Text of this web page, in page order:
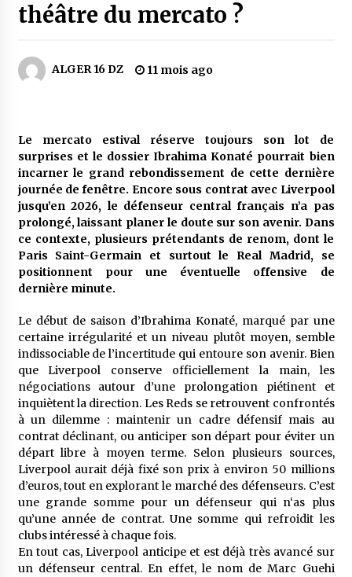
Parking de la Promenade des Sablettes : Mis en
service de bornes automatiques
La Gendarmerie nationale lance ses comptes
officiels sur les réseaux sociaux
1 semaine ago
Droit de change : Le CPA lance une carte VISA
dédiée aux voyages à l’étranger
2 semaines ago
à l’importation
2 semaines ago
Affaires religieuses : Ouverture des
candidatures au concours du Prix national du
meilleur prêche du vendredi
2 semaines ago
Droit à l’affiliation au régime national de
retraite : Coup d’envoi d’une campagne de
sensibilisation au profit de la communauté
nationale à l’étranger
3 semaines ago
Lancement d’une campagne nationale de
sensibilisation sur la lutte contre le travail
informel
3 semaines ago
théâtre du mercato ?
ALGER 16 DZ 11 mois ago
Le mercato estival réserve toujours son lot de
surprises et le dossier Ibrahima Konaté pourrait bien
incarner le grand rebondissement de cette dernière
journée de fenêtre. Encore sous contrat avec Liverpool
jusqu’en 2026, le défenseur central français n’a pas
prolongé, laissant planer le doute sur son avenir. Dans
ce contexte, plusieurs prétendants de renom, dont le
Paris Saint-Germain et surtout le Real Madrid, se
positionnent pour une éventuelle offensive de
dernière minute.
Le début de saison d’Ibrahima Konaté, marqué par une
certaine irrégularité et un niveau plutôt moyen, semble
indissociable de l’incertitude qui entoure son avenir. Bien
que Liverpool conserve officiellement la main, les
négociations autour d’une prolongation piétinent et
inquiètent la direction. Les Reds se retrouvent confrontés
à un dilemme : maintenir un cadre défensif mais au
contrat déclinant, ou anticiper son départ pour éviter un
départ libre à moyen terme. Selon plusieurs sources,
Liverpool aurait déjà fixé son prix à environ 50 millions
d’euros, tout en explorant le marché des défenseurs. C’est
une grande somme pour un défenseur qui n‘as plus
qu’une année de contrat. Une somme qui refroidit les
clubs intéressé à chaque fois.
En tout cas, Liverpool anticipe et est déjà très avancé sur
un défenseur central. En effet, le nom de Marc Guehi